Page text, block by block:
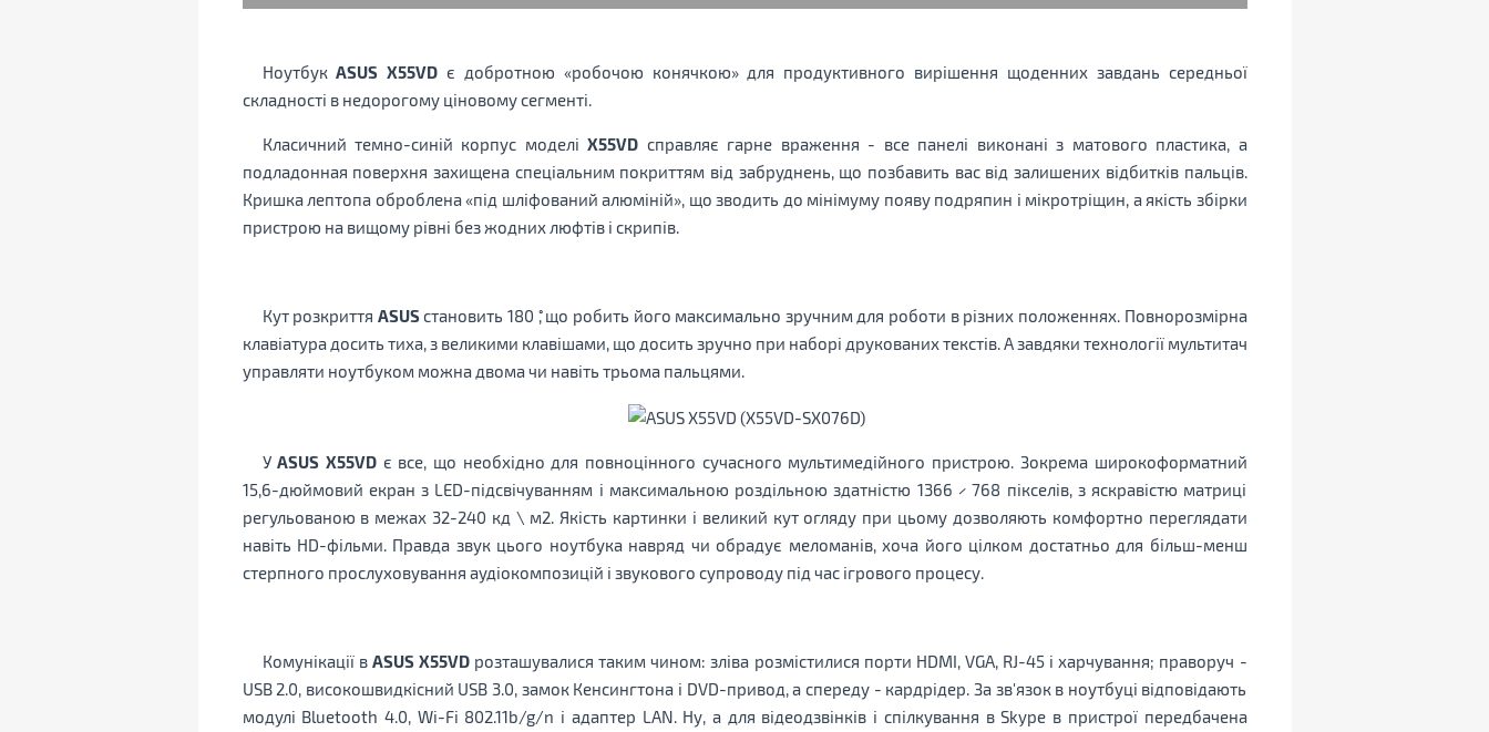
НоутбукASUS X55VD є добротною «робочою конячкою» для продуктивного вирішення щоденних завдань середньої
складності в недорогому ціновому сегменті.
Класичний темно-синій корпус моделіX55VD справляє гарне враження - все панелі виконані з матового пластика, а
подладонная поверхня захищена спеціальним покриттям від забруднень, що позбавить вас від залишених відбитків пальців.
Кришка лептопа оброблена «під шліфований алюміній», що зводить до мінімуму появу подряпин і мікротріщин, а якість збірки
пристрою на вищому рівні без жодних люфтів і скрипів.
Кут розкриття ASUS становить 180 ˚, що робить його максимально зручним для роботи в різних положеннях. Повнорозмірна
клавіатура досить тиха, з великими клавішами, що досить зручно при наборі друкованих текстів. А завдяки технології мультитач
управляти ноутбуком можна двома чи навіть трьома пальцями.
УASUS X55VDє все, що необхідно для повноцінного сучасного мультимедійного пристрою. Зокрема широкоформатний
15,6-дюймовий екран з LED-підсвічуванням і максимальною роздільною здатністю 1366 × 768 пікселів, з яскравістю матриці
регульованою в межах 32-240 кд \ м2. Якість картинки і великий кут огляду при цьому дозволяють комфортно переглядати
навіть HD-фільми. Правда звук цього ноутбука навряд чи обрадує меломанів, хоча його цілком достатньо для більш-менш
стерпного прослуховування аудіокомпозицій і звукового супроводу під час ігрового процесу.
Комунікації в ASUS X55VDрозташувалися таким чином: зліва розмістилися порти HDMI, VGA, RJ-45 і харчування; праворуч -
USB 2.0, високошвидкісний USB 3.0, замок Кенсингтона і DVD-привод, а спереду - кардрідер. За зв'язок в ноутбуці відповідають
модулі Bluetooth 4.0, Wi-Fi 802.11b/g/n і адаптер LAN. Ну, а для відеодзвінків і спілкування в Skype в пристрої передбачена